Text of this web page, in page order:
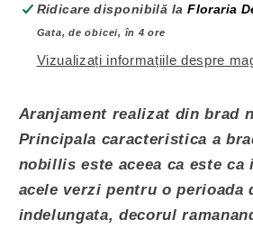
Mon Cherry
Ridicare disponibilă laFloraria
Gata, de obicei, în 4 ore
Vizualizați informațiile despre
Aranjament realizat din brad
Principala caracteristica a
nobillis este aceea ca este ca
acele verzi pentru o perioada
indelungata, decorul